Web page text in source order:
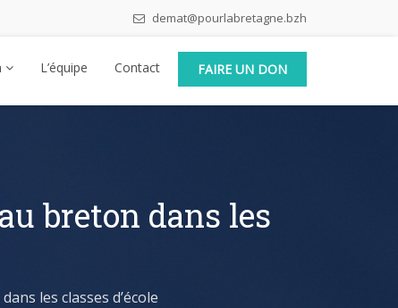
demat@pourlabretagne.bzh
FAIRE UN DON
L’équipe Contact
breton dans les
les classes d’école